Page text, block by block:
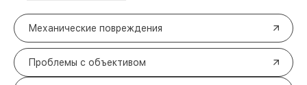
Механические повреждения
Проблемы с объективом